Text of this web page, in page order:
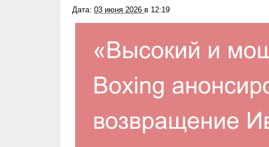
Дата: 03 июня 2026 в 12:19